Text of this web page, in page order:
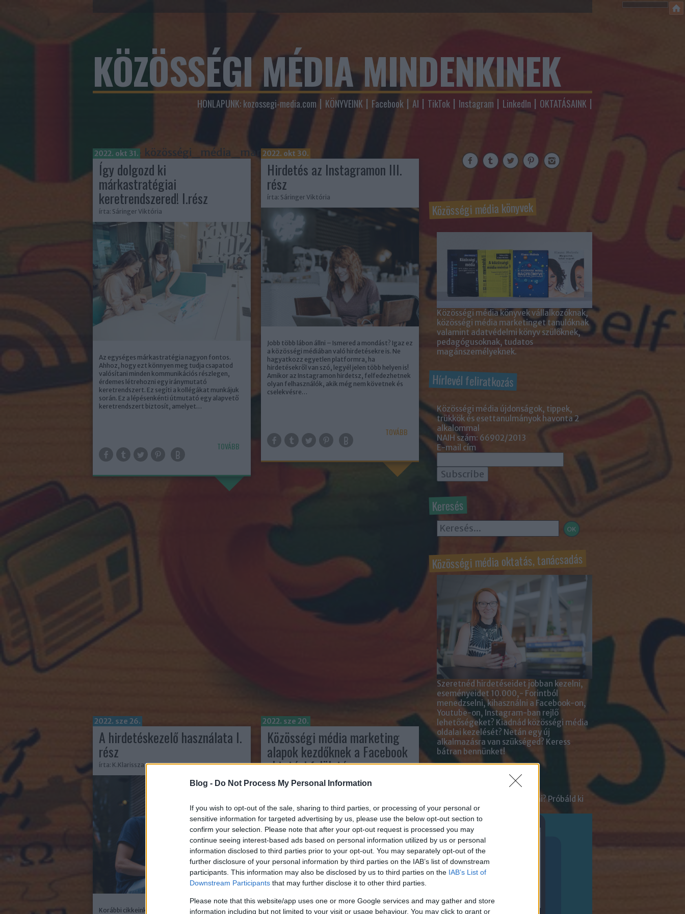
Blog - Do Not Process My Personal Information
If you wish to opt-out of the sale, sharing to third parties, or processing of your personal or
sensitive information for targeted advertising by us, please use the below opt-out section to
confirm your selection. Please note that after your opt-out request is processed you may
continue seeing interest-based ads based on personal information utilized by us or personal
information disclosed to third parties prior to your opt-out. You may separately opt-out of the
further disclosure of your personal information by third parties on the IAB’s list of downstream
participants. This information may also be disclosed by us to third parties on the IAB’s List of
Downstream Participants that may further disclose it to other third parties.
Please note that this website/app uses one or more Google services and may gather and store
information including but not limited to your visit or usage behaviour. You may click to grant or
KÖZÖSSÉGI MÉDIA MINDENKINEK
HONLAPUNK: kozossegi-media.com KÖNYVEINK Facebook AI TikTok Instagram LinkedIn OKTATÁSAINK
Címkék» közösségi_média_marketing
2022. okt 31.
Így dolgozd ki
márkastratégiai
keretrendszered! I.rész
írta: Sáringer Viktória
Az egységes márkastratégia nagyon fontos.
Ahhoz, hogy ezt könnyen meg tudja csapatod
valósítani minden kommunikációs részlegen,
érdemes létrehozni egy iránymutató
keretrendszert. Ez segíti a kollégákat munkájuk
során. Ez a lépésenkénti útmutató egy alapvető
keretrendszert biztosít, amelyet…
TOVÁBB
2022. okt 30.
Hirdetés az Instagramon III.
rész
írta: Sáringer Viktória
Jobb több lábon állni – Ismered a mondást? Igaz ez
a közösségi médiában való hirdetésekre is. Ne
hagyatkozz egyetlen platformra, ha
hirdetésekről van szó, legyél jelen több helyen is!
Amikor az Instagramon hirdetsz, felfedezhetnek
olyan felhasználók, akik még nem követnek és
cselekvésre…
TOVÁBB
2022. sze 20.
Közösségi média marketing
alapok kezdőknek a Facebook
oktatási felületén
írta: Lőrincze Bernadett Georgina
2022. sze 26.
A hirdetéskezelő használata I.
rész
írta: K.Klarissza
Korábbi cikkeinkből már megtudhattad, mi a
Közösségi média könyvek
Közösségi média könyvek vállalkozóknak,
közösségi média marketinget tanulóknak
valamint adatvédelmi könyv szülőknek,
pedagógusoknak, tudatos
magánszemélyeknek.
Hírlevél feliratkozás
Közösségi média újdonságok, tippek,
trükkök és esettanulmányok havonta 2
alkalommal
NAIH szám: 66902/2013
E-mail cím
Keresés
Közösségi média oktatás, tanácsadás
Szeretnéd hirdetéseidet jobban kezelni,
eseményeidet 10.000,- Forintból
menedzselni, kihasználni a Facebook-on,
Youtube-on, Instagram-ban rejlő
lehetőségeket? Kiadnád közösségi média
oldalai kezelését? Netán egy új
alkalmazásra van szükséged? Keress
bátran bennünket!
Szeretnél velünk beszélgetni? Próbáld ki
Messenger Chatbotunkat!